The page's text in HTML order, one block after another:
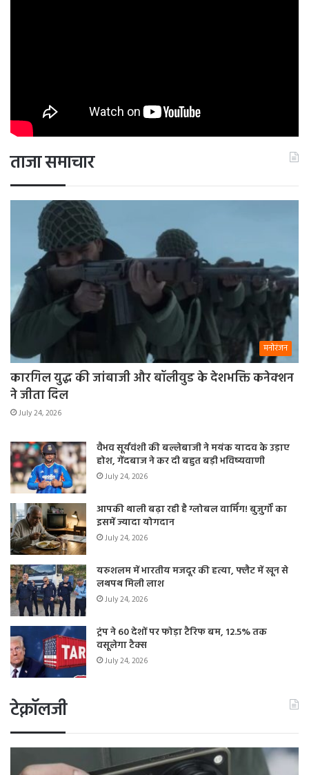
ताजा समाचार
मनोरंजन
कारगिल युद्ध की जांबाजी और बॉलीवुड के देशभक्ति कनेक्शन
ने जीता दिल
July 24, 2026
वैभव सूर्यवंशी की बल्लेबाजी ने मयंक यादव के उड़ाए
होश, गेंदबाज ने कर दी बहुत बड़ी भविष्यवाणी
July 24, 2026
आपकी थाली बढ़ा रही है ग्लोबल वार्मिंग! बुजुर्गों का
इसमें ज्यादा योगदान
July 24, 2026
यरुशलम में भारतीय मजदूर की हत्या, फ्लैट में खून से
लथपथ मिली लाश
July 24, 2026
ट्रंप ने 60 देशों पर फोड़ा टैरिफ बम, 12.5% तक
वसूलेगा टैक्स
July 24, 2026
टेक्नॉलजी